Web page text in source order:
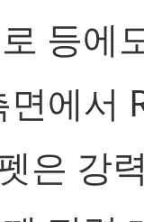
등에
에서
은 강